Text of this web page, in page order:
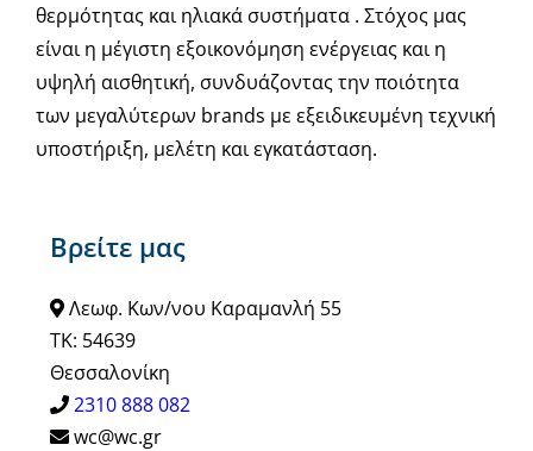
Βρείτε μας
Λεωφ. Κων/νου Καραμανλή 55
ΤΚ: 54639
Θεσσαλονίκη
2310 888 082
wc@wc.gr
θερμότητας και ηλιακά συστήματα . Στόχος μας
είναι η μέγιστη εξοικονόμηση ενέργειας και η
υψηλή αισθητική, συνδυάζοντας την ποιότητα
των μεγαλύτερων brands με εξειδικευμένη τεχνική
υποστήριξη, μελέτη και εγκατάσταση.